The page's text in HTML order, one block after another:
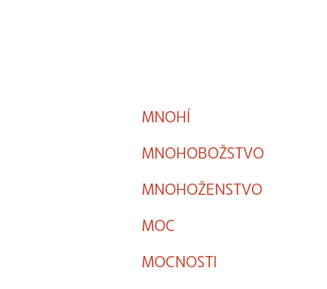
MNOHÍ
MNOHOBOŽSTVO
MNOHOŽENSTVO
MOC
MOCNOSTI